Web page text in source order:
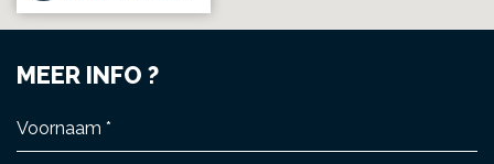
MEER INFO ?